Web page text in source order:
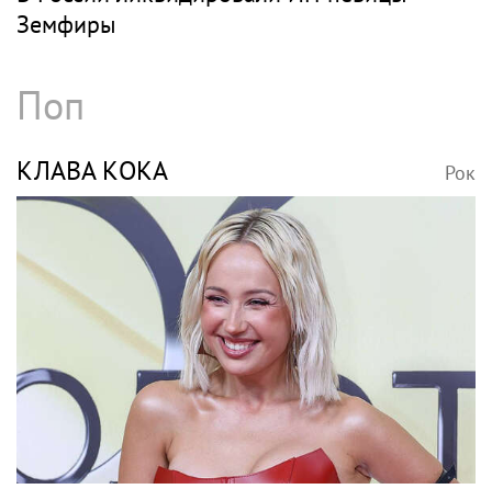
Земфиры
Поп
КЛАВА КОКА Рок